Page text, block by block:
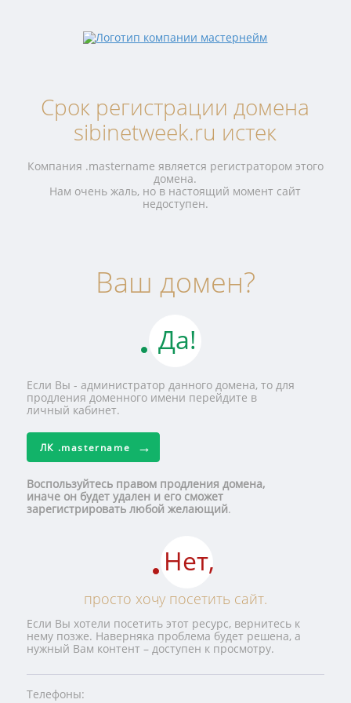
Срок регистрации домена
sibinetweek.ru истек
Компания .mastername является регистратором этого
домена.
Нам очень жаль, но в настоящий момент сайт
недоступен.
Ваш домен?
Да!
Если Вы - администратор данного домена, то для
продления доменного имени перейдите в
личный кабинет.
ЛК .mastername
Воспользуйтесь правом продления домена,
иначе он будет удален и его сможет
зарегистрировать любой желающий.
Нет,
просто хочу посетить сайт.
Если Вы хотели посетить этот ресурс, вернитесь к
нему позже. Наверняка проблема будет решена, а
нужный Вам контент – доступен к просмотру.
Телефоны: